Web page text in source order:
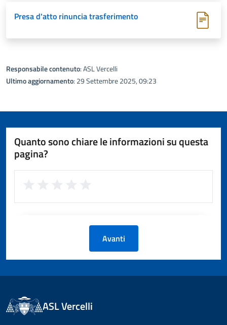
Presa d'atto rinuncia trasferimento
Responsabile contenuto: ASL Vercelli
Ultimo aggiornamento: 29 Settembre 2025, 09:23
Quanto sono chiare le informazioni su questa
pagina?
Avanti
ASL Vercelli